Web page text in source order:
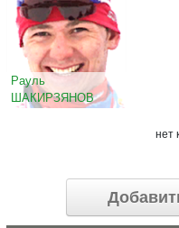
Рауль
ШАКИРЗЯНОВ
нет